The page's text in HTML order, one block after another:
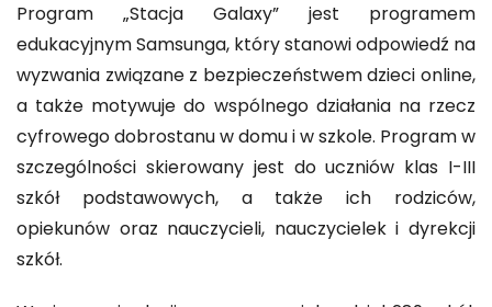
Program „Stacja Galaxy” jest programem
edukacyjnym Samsunga, który stanowi odpowiedź na
wyzwania związane z bezpieczeństwem dzieci online,
a także motywuje do wspólnego działania na rzecz
cyfrowego dobrostanu w domu i w szkole. Program w
szczególności skierowany jest do uczniów klas I-III
szkół podstawowych, a także ich rodziców,
opiekunów oraz nauczycieli, nauczycielek i dyrekcji
szkół.